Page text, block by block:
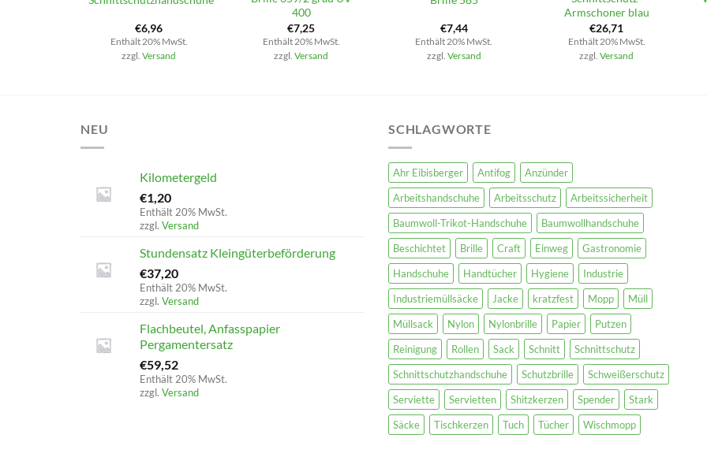
€6,96
Enthält 20% MwSt.
zzgl.Versand
400
€7,25
Enthält 20% MwSt.
zzgl.Versand
€7,44
Enthält 20% MwSt.
zzgl. Versand
Armschoner blau
€26,71
Enthält 20% MwSt.
zzgl.Versand
NEU
Kilometergeld
€1,20
Enthält 20% MwSt.
zzgl. Versand
Stundensatz Kleingüterbeförderung
€37,20
Enthält 20% MwSt.
zzgl. Versand
Flachbeutel, Anfasspapier
Pergamentersatz
€59,52
Enthält 20% MwSt.
zzgl. Versand
SCHLAGWORTE
Ahr Eibisberger Antifog
Anzünder
Arbeitshandschuhe
Arbeitsschutz
Arbeitssicherheit
Baumwoll-Trikot-Handschuhe
Baumwollhandschuhe
Beschichtet
Brille Craft Einweg
Gastronomie
Handschuhe
Handtücher Hygiene
Industrie
Industriemüllsäcke
Jacke kratzfest Mopp
Müll
Müllsack
Nylon Nylonbrille Papier
Putzen
Reinigung
Rollen Sack Schnitt
Schnittschutz
Schnittschutzhandschuhe
Schutzbrille
Schweißerschutz
Serviette
Servietten Shitzkerzen Spender
Stark
Säcke
Tischkerzen Tuch Tücher Wischmopp